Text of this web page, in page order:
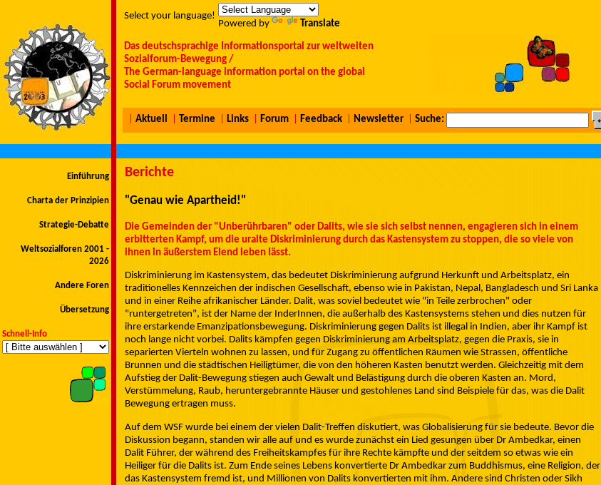
Select your language!
Powered by Translate
Das deutschsprachige Informationsportal zur weltweiten
Sozialforum-Bewegung /
The German-language information portal on the global
Social Forum movement
Aktuell Termine Links Forum Feedback Newsletter Suche:
Einführung
Charta der Prinzipien
Strategie-Debatte
Weltsozialforen 2001 -
2026
Andere Foren
Übersetzung
Schnell-Info
Berichte
"Genau wie Apartheid!"
Die Gemeinden der "Unberührbaren" oder Dalits, wie sie sich selbst nennen, engagieren sich in einem
erbitterten Kampf, um die uralte Diskriminierung durch das Kastensystem zu stoppen, die so viele von
ihnen in äußerstem Elend leben lässt.
Diskriminierung im Kastensystem, das bedeutet Diskriminierung aufgrund Herkunft und Arbeitsplatz, ein
traditionelles Kennzeichen der indischen Gesellschaft, ebenso wie in Pakistan, Nepal, Bangladesch und Sri Lanka
und in einer Reihe afrikanischer Länder. Dalit, was soviel bedeutet wie "in Teile zerbrochen" oder
"runtergetreten", ist der Name der InderInnen, die außerhalb des Kastensystems stehen und dies nutzen für
ihre erstarkende Emanzipationsbewegung. Diskriminierung gegen Dalits ist illegal in Indien, aber ihr Kampf ist
noch lange nicht vorbei. Dalits kämpfen gegen Diskriminierung am Arbeitsplatz, gegen die Praxis, sie in
separierten Vierteln wohnen zu lassen, und für Zugang zu öffentlichen Räumen wie Strassen, öffentliche
Brunnen und die städtischen Heiligtümer, die von den höheren Kasten benutzt werden. Gleichzeitig mit dem
Aufstieg der Dalit-Bewegung stiegen auch Gewalt und Belästigung durch die oberen Kasten an. Mord,
Verstümmelung, Raub, heruntergebrannte Häuser und gestohlenes Land sind Beispiele für das, was die Dalit
Bewegung ertragen muss.
Auf dem WSF wurde bei einem der vielen Dalit-Treffen diskutiert, was Globalisierung für sie bedeute. Bevor die
Diskussion begann, standen wir alle auf und es wurde zunächst ein Lied gesungen über Dr Ambedkar, einen
Dalit Führer, der während des Freiheitskampfes für ihre Rechte kämpfte und der seitdem so etwas wie ein
Heiliger für die Dalits ist. Zum Ende seines Lebens konvertierte Dr Ambedkar zum Buddhismus, eine Religion, der
das Kastensystem fremd ist, und Millionen von Dalits konvertierten mit ihm. Andere sind Christen oder Sikh